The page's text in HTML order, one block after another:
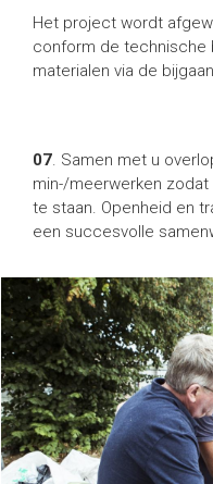
Het project wordt
conform de technische
materialen via de
07 . Samen met u
min-/meerwerken
te staan. Openheid en
een succesvolle